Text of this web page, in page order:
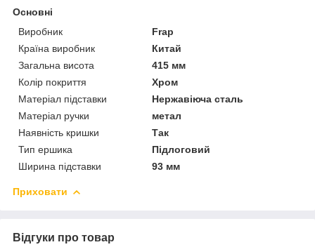
Основні
Виробник
Frap
Країна виробник
Китай
Загальна висота
415 мм
Колір покриття
Хром
Матеріал підставки
Нержавіюча сталь
Матеріал ручки
метал
Наявність кришки
Так
Тип ершика
Підлоговий
Ширина підставки
93 мм
Приховати
Відгуки про товар